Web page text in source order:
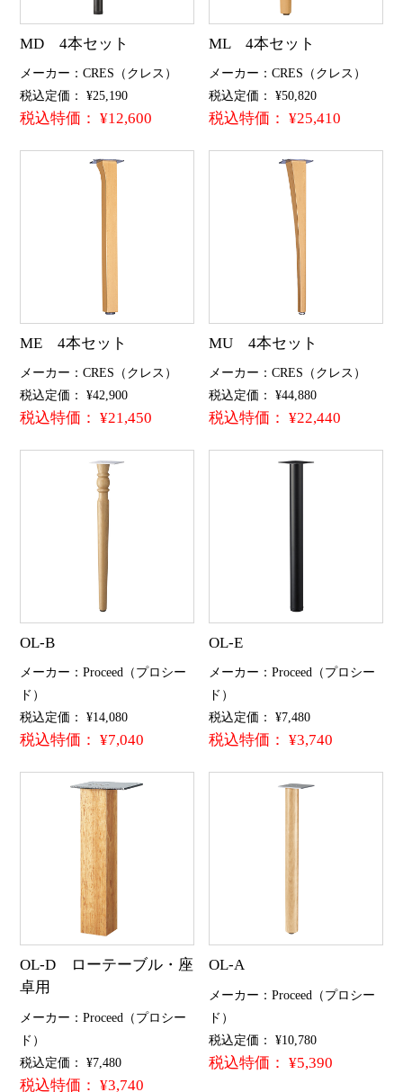
MD 4本セット
メーカー：CRES（クレス）
税込定価： ¥25,190
税込特価： ¥12,600
ML 4本セット
メーカー：CRES（クレス）
税込定価： ¥50,820
税込特価： ¥25,410
ME 4本セット
メーカー：CRES（クレス）
税込定価： ¥42,900
税込特価： ¥21,450
MU 4本セット
メーカー：CRES（クレス）
税込定価： ¥44,880
税込特価： ¥22,440
OL-B
メーカー：Proceed（プロシー
ド）
税込定価： ¥14,080
税込特価： ¥7,040
OL-E
メーカー：Proceed（プロシー
ド）
税込定価： ¥7,480
税込特価： ¥3,740
OL-D ローテーブル・座
卓用
メーカー：Proceed（プロシー
ド）
税込定価： ¥7,480
税込特価： ¥3,740
OL-A
メーカー：Proceed（プロシー
ド）
税込定価： ¥10,780
税込特価： ¥5,390